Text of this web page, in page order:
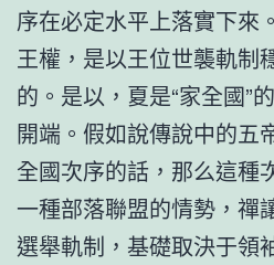
序在必定水平上落實下來
王權，是以王位世襲軌制
的。是以，夏是“家全國”
開端。假如說傳說中的五
全國次序的話，那么這種
一種部落聯盟的情勢，禪
選舉軌制，基礎取決于領